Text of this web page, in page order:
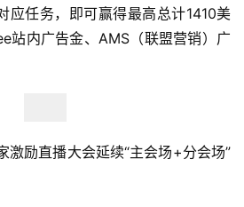
应任务，即可赢得最高总计1410美
站内广告金、AMS（联盟营销）广
激励直播大会延续“主会场+分会场”